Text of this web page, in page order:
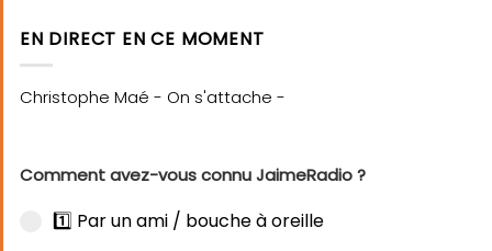
EN DIRECT EN CE MOMENT
Comment avez-vous connu JaimeRadio ?
1️⃣ Par un ami / bouche à oreille